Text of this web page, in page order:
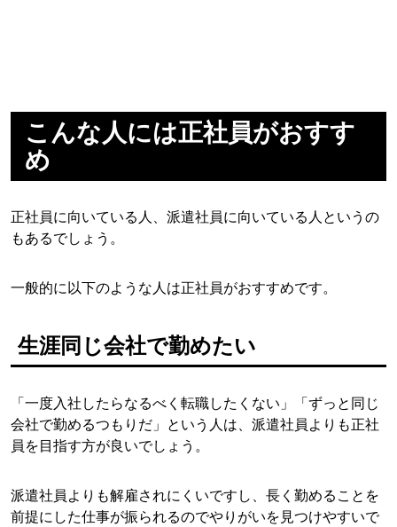
こんな人には正社員がおすす
め
正社員に向いている人、派遣社員に向いている人というの
もあるでしょう。
一般的に以下のような人は正社員がおすすめです。
生涯同じ会社で勤めたい
「一度入社したらなるべく転職したくない」「ずっと同じ
会社で勤めるつもりだ」という人は、派遣社員よりも正社
員を目指す方が良いでしょう。
派遣社員よりも解雇されにくいですし、長く勤めることを
前提にした仕事が振られるのでやりがいを見つけやすいで